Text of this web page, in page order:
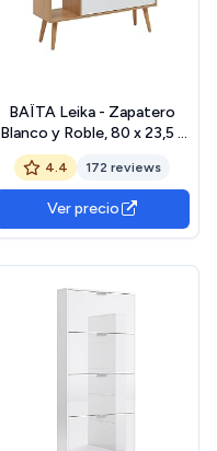
BAÏTA Leika - Zapatero
Blanco y Roble, 80 x 23,5 x
97,5 cm
4.4 172 reviews
Ver precio